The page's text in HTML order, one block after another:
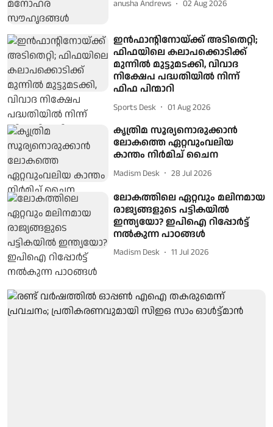
anusha Andrews 02 Aug 2026
ഇൻഫാന്റിനോയ്ക്ക് അടിതെറ്റി;
ഫിഫയിലെ കലാപക്കൊടിക്ക്
മുന്നിൽ മുട്ടുമടക്കി, വിവാദ
നിക്ഷേപ പദ്ധതിയിൽ നിന്ന്
ഫിഫ പിന്മാറി
Sports Desk 01 Aug 2026
കൃത്രിമ സൂര്യനൊരുക്കാന്‍
ലോകത്തെ ഏറ്റവുംവലിയ
കാന്തം നിർമിച് ചൈന
Madism Desk 28 Jul 2026
ലോകത്തിലെ ഏറ്റവും മലിനമായ
രാജ്യങ്ങളുടെ പട്ടികയില്‍
ഇന്ത്യയോ? ഇപിഐ റിപ്പോര്‍ട്ട്
നല്‍കുന്ന പാഠങ്ങള്‍
Madism Desk 11 Jul 2026